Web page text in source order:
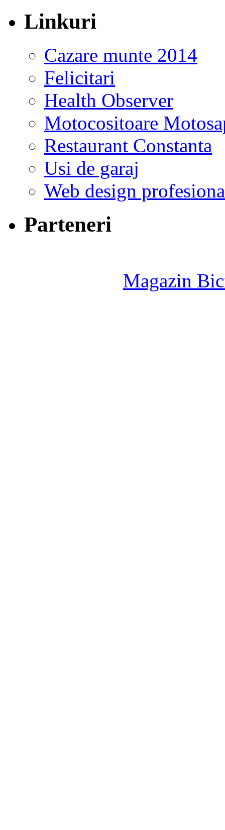
Linkuri
Cazare munte 2014
Felicitari
Health Observer
Motocositoare
Restaurant Constanta
Usi de garaj
Web design
Parteneri
Magazin